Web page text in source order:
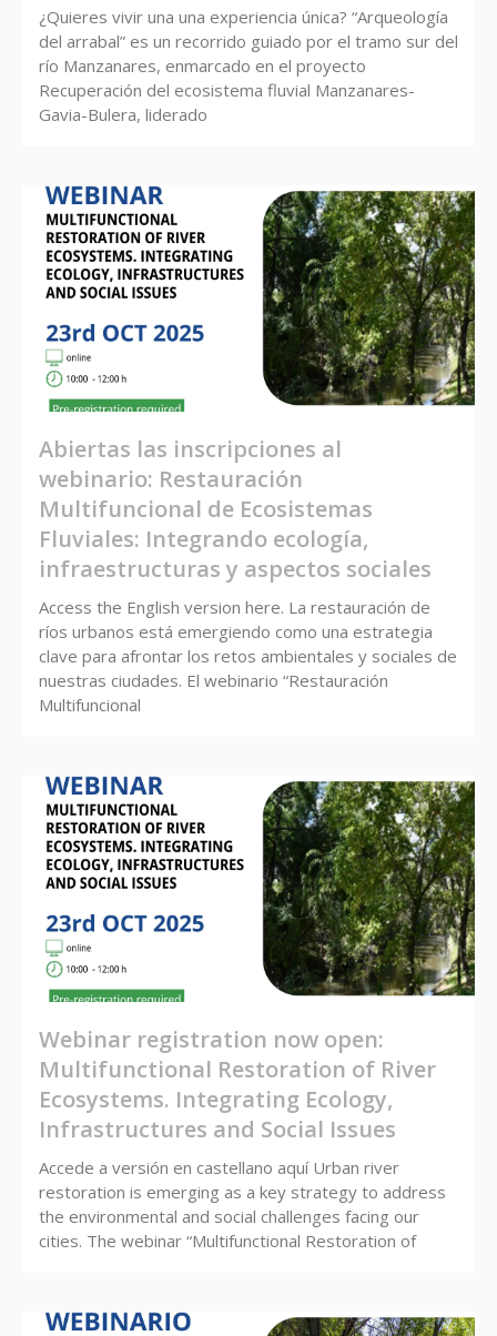
¿Quieres vivir una una experiencia única? “Arqueología
del arrabal” es un recorrido guiado por el tramo sur del
río Manzanares, enmarcado en el proyecto
Recuperación del ecosistema fluvial Manzanares-
Gavia-Bulera, liderado
Abiertas las inscripciones al
webinario: Restauración
Multifuncional de Ecosistemas
Fluviales: Integrando ecología,
infraestructuras y aspectos sociales
Access the English version here. La restauración de
ríos urbanos está emergiendo como una estrategia
clave para afrontar los retos ambientales y sociales de
nuestras ciudades. El webinario “Restauración
Multifuncional
Webinar registration now open:
Multifunctional Restoration of River
Ecosystems. Integrating Ecology,
Infrastructures and Social Issues
Accede a versión en castellano aquí Urban river
restoration is emerging as a key strategy to address
the environmental and social challenges facing our
cities. The webinar “Multifunctional Restoration of